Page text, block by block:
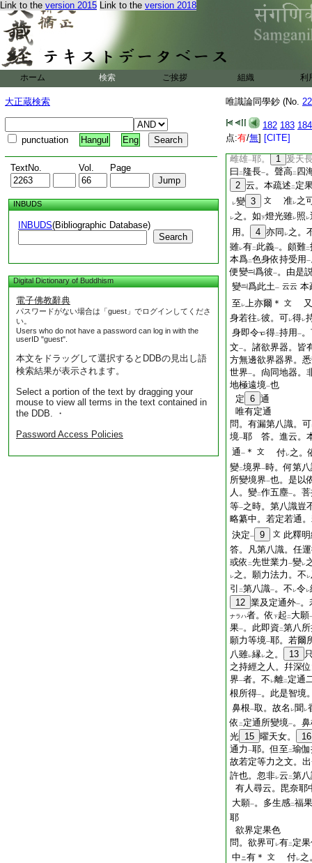
Link to the version 2015 Link to the version 2018
ホーム 検索 ご挨拶 組織 利
大正蔵検索
punctuation Hangul Eng
TextNo. Vol. Page
INBUDS
INBUDS(Bibliographic Database)
Search
Digital Dictionary of Buddhism
電子佛教辭典
パスワードがない場合は「guest」でログインしてくださ
い。
Users who do not have a password can log in with the
userID "guest".
本文をドラッグして選択するとDDBの見出し語
検索結果が表示されます。
Select a portion of the text by dragging your
mouse to view all terms in the text contained in
the DDB. ・
Password Access Policies
唯識論同學鈔 (No.
182 183 184
点:有/無] [CITE]
問。付下有漏第八識
之時。一切欲界
24 之也。付
界悉變
之耶。若强
他方極遠境界 耶。
者。與二 大圓境智所
師。歎而有レ
言。此
＊ 文 本朝先徳。
雌雄一耶。 1 爰天
曰 二隆長一。聲高二 四
2 云。本疏述 二 定
レ變 3 文 准レ之
レ之。如下燈光雖レ照 レ
用。
4 亦同 レ之。
雖レ有二 此義一。頗難二
本爲二色身依持受用 一
便變
爲彼一。由是
變
爲此土一 云云 本
至 レ上亦爾＊ 文
又
身若往 レ彼。可レ得レ
身即令
得二持用 一
文一。諸欲界器。皆
方無邊欲界器界。
世界一。尙同地器。
地極遠境一也
定 6 通
唯有定通
問。有漏第八識。可
境一耶 答。進云。
通一 ＊ 文 付レ之。
變二境界一時。何第
所變境界一也。是以
人。變二作五塵一。
等一之時。第八識豈
略纂中。若定若通
決定一 9 文 此釋
答。凡第八識。任
或依 二先世業力 一變レ
レ之。願力法力。不 レ
引
二第八識一。不 レ令レ
12 業及定通外一。
ナラハ者。依 下起 二 大願
果一。此即資 二第八
願力等境一耶。若爾
八雖レ縁レ之。 13
之持經之人。幷深
界一者。不 レ離二 定通
根所得一。此是智境
鼻根一取。故名 レ聞 レ
依 二 定通所變境一。
光 15 曜天女。
16
通力 一耶。但至 二瑜
故若定等力之文。出
許也。忽非レ云 二第
有人尋云。毘奈耶
大願一。多生感二福果
耶
欲界定果色
問。欲界可レ有二 定
中ニ有＊ 文 付レ之